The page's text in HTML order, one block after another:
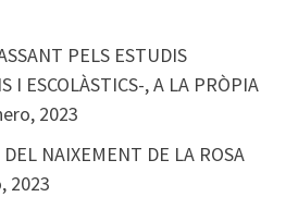
PELS ESTUDIS
I ESCOLÀSTICS-, A LA PRÒPIA
2023
NAIXEMENT DE LA ROSA
2023